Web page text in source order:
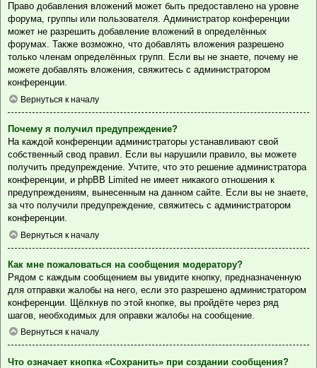
Право добавления вложений может быть предоставлено на уровне
форума, группы или пользователя. Администратор конференции
может не разрешить добавление вложений в определённых
форумах. Также возможно, что добавлять вложения разрешено
только членам определённых групп. Если вы не знаете, почему не
можете добавлять вложения, свяжитесь с администратором
конференции.
Вернуться к началу
Почему я получил предупреждение?
На каждой конференции администраторы устанавливают свой
собственный свод правил. Если вы нарушили правило, вы можете
получить предупреждение. Учтите, что это решение администратора
конференции, и phpBB Limited не имеет никакого отношения к
предупреждениям, вынесенным на данном сайте. Если вы не знаете,
за что получили предупреждение, свяжитесь с администратором
конференции.
Вернуться к началу
Как мне пожаловаться на сообщения модератору?
Рядом с каждым сообщением вы увидите кнопку, предназначенную
для отправки жалобы на него, если это разрешено администратором
конференции. Щёлкнув по этой кнопке, вы пройдёте через ряд
шагов, необходимых для оправки жалобы на сообщение.
Вернуться к началу
Что означает кнопка «Сохранить» при создании сообщения?